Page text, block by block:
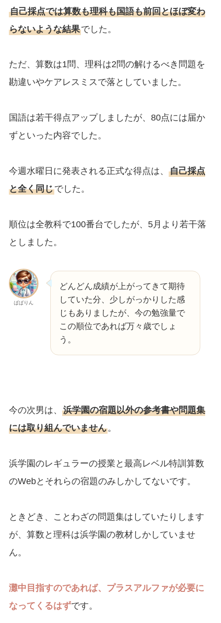
自己採点では算数も理科も国語も前回とほぼ変わ
らないような結果でした。
ただ、算数は1問、理科は2問の解けるべき問題を
勘違いやケアレスミスで落としていました。
国語は若干得点アップしましたが、80点には届か
ずといった内容でした。
今週水曜日に発表される正式な得点は、 自己採点
と全く同じでした。
順位は全教科で100番台でしたが、5月より若干落
としました。
ぱぱりん
どんどん成績が上がってきて期待
していた分、少しがっかりした感
じもありましたが、今の勉強量で
この順位であれば万々歳でしょ
う。
今の次男は、 浜学園の宿題以外の参考書や問題集
には取り組んでいません。
浜学園のレギュラーの授業と最高レベル特訓算数
のWebとそれらの宿題のみしかしてないです。
ときどき、ことわざの問題集はしていたりします
が、算数と理科は浜学園の教材しかしていませ
ん。
灘中目指すのであれば、プラスアルファが必要に
なってくるはずです。